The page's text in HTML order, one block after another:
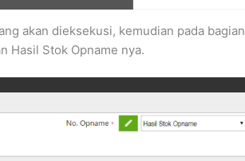
akan dieksekusi, kemudian pada bagian
Hasil Stok Opname nya.